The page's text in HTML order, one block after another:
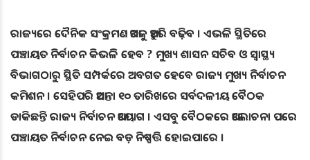
ରାଜ୍ୟରେ ଦୈନିକ ସଂକ୍ରମଣ ଆଗକୁ ଆହୁରି ବଢ଼ିବ । ଏଭଳି ସ୍ଥିତିରେ
ପଞ୍ଚାୟତ ନିର୍ବାଚନ କିଭଳି ହେବ ? ମୁଖ୍ୟ ଶାସନ ସଚିବ ଓ ସ୍ୱାସ୍ଥ୍ୟ
ବିଭାଗଠାରୁ ସ୍ଥିତି ସମ୍ପର୍କରେ ଅବଗତ ହେବେ ରାଜ୍ୟ ମୁଖ୍ୟ ନିର୍ବାଚନ
କମିଶନ । ସେହିପରି ଆସନ୍ତା ୧୦ ତାରିଖରେ ସର୍ବଦଳୀୟ ବୈଠକ
ଡାକିଛନ୍ତି ରାଜ୍ୟ ନିର୍ବାଚନ ଆୟୋଗ । ଏସବୁ ବୈଠକରେ ଆଲୋଚନା ପରେ
ପଞ୍ଚାୟତ ନିର୍ବାଚନ ନେଇ ବଡ଼ ନିଷ୍ପତ୍ତି ହୋଇପାରେ ।